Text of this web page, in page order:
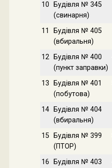
10
Будівля № 345
(свинарня)
11
Будівля № 405
(вбиральня)
12
Будівля № 400
(пункт заправки)
13
Будівля № 401
(побутова)
14
Будівля № 404
(вбиральня)
15
Будівля № 399
(ПТОР)
16
Будівля № 403